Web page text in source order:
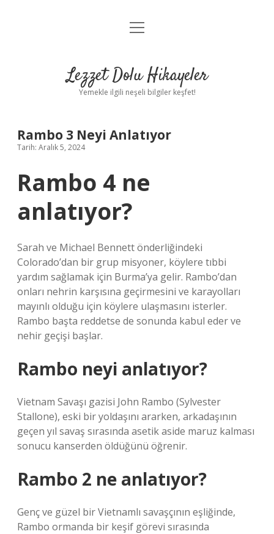
Anasayfa
Yasal Uyarı
menüyü
Lezzet Dolu Hikayeler
Yemekle ilgili neşeli bilgiler keşfet!
Rambo 3 Neyi Anlatıyor
Tarih: Aralık 5, 2024
Rambo 4 ne
anlatıyor?
Sarah ve Michael Bennett önderliğindeki
Colorado’dan bir grup misyoner, köylere tıbbi
yardım sağlamak için Burma’ya gelir. Rambo’dan
onları nehrin karşısına geçirmesini ve karayolları
mayınlı olduğu için köylere ulaşmasını isterler.
Rambo başta reddetse de sonunda kabul eder ve
nehir geçişi başlar.
Rambo neyi anlatıyor?
Vietnam Savaşı gazisi John Rambo (Sylvester
Stallone), eski bir yoldaşını ararken, arkadaşının
geçen yıl savaş sırasında asetik aside maruz kalması
sonucu kanserden öldüğünü öğrenir.
Rambo 2 ne anlatıyor?
Genç ve güzel bir Vietnamlı savaşçının eşliğinde,
Rambo ormanda bir keşif görevi sırasında